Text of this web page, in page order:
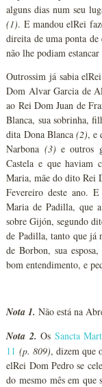
alguns dias num seu
(1). E mandou elRei
direita de uma ponta de
não lhe podiam
Outrossim já sabia
Dom Alvar Garcia de
ao Rei Dom Juan de
Blanca, sua sobrinha,
dita Dona Blanca (2), e
Narbona (3) e outros
Castela e que haviam
Maria, mãe do dito Rei
Fevereiro deste ano.
Maria de Padilla, que
sobre Gijón, segundo
de Padilla, tanto que já
de Borbon, sua
bom entendimento, e
Nota 1. Não está na
Nota 2. Os Sancta
11 (p. 809), dizem que
elRei Dom Pedro se
do mesmo mês em